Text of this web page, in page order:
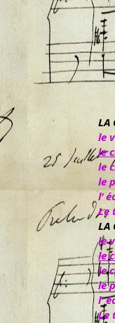
LA
le
le
le
le
l’
Le
LA
le
le
le
le
l’
Le